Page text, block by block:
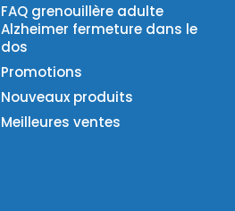
FAQ grenouillère adulte
Alzheimer fermeture dans le
dos
Promotions
Nouveaux produits
Meilleures ventes